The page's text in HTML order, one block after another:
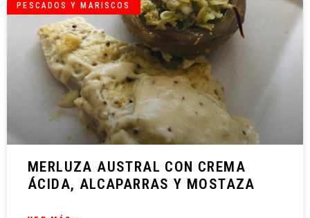
PESCADOS Y MARISCOS
MERLUZA AUSTRAL CON CREMA
ÁCIDA, ALCAPARRAS Y MOSTAZA